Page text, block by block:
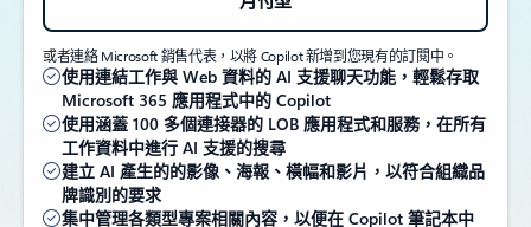
或者連絡 Microsoft 銷售代表，以將 Copilot 新增到您現有的訂閱中。
使用連結工作與 Web 資料的 AI 支援聊天功能，輕鬆存取
Microsoft 365 應用程式中的 Copilot
使用涵蓋 100 多個連接器的 LOB 應用程式和服務，在所有
工作資料中進行 AI 支援的搜尋
建立 AI 產生的的影像、海報、橫幅和影片，以符合組織品
牌識別的要求
集中管理各類型專案相關內容，以便在 Copilot 筆記本中